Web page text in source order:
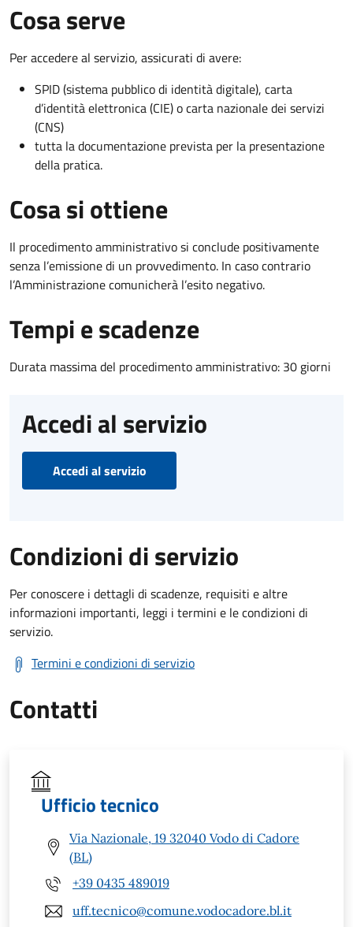
Cosa serve
Per accedere al servizio, assicurati di avere:
SPID (sistema pubblico di identità digitale), carta
d’identità elettronica (CIE) o carta nazionale dei servizi
(CNS)
tutta la documentazione prevista per la presentazione
della pratica.
Cosa si ottiene
Il procedimento amministrativo si conclude positivamente
senza l’emissione di un provvedimento. In caso contrario
l’Amministrazione comunicherà l’esito negativo.
Tempi e scadenze
Durata massima del procedimento amministrativo: 30 giorni
Accedi al servizio
Accedi al servizio
Condizioni di servizio
Per conoscere i dettagli di scadenze, requisiti e altre
informazioni importanti, leggi i termini e le condizioni di
servizio.
Termini e condizioni di servizio
Contatti
Ufficio tecnico
Via Nazionale, 19 32040 Vodo di Cadore
(BL)
+39 0435 489019
uff.tecnico@comune.vodocadore.bl.it